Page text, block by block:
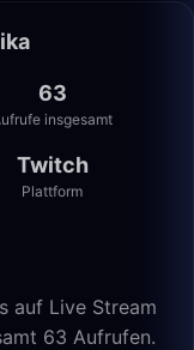
63
insgesamt
Twitch
Plattform
auf Live Stream
63 Aufrufen.